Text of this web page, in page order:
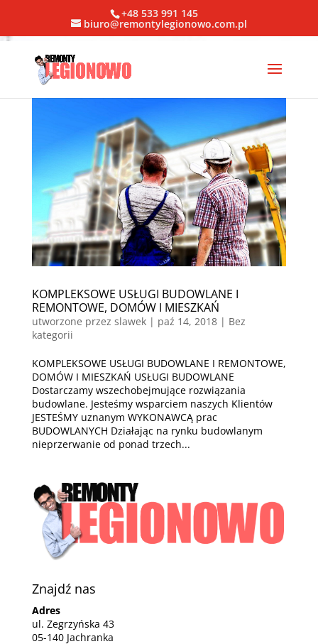
+48 533 991 145
biuro@remontylegionowo.com.pl
KOMPLEKSOWE USŁUGI BUDOWLANE I
REMONTOWE, DOMÓW I MIESZKAŃ
utworzone przez slawek| paź 14, 2018| Bez
kategorii
KOMPLEKSOWE USŁUGI BUDOWLANE I REMONTOWE,
DOMÓW I MIESZKAŃ USŁUGI BUDOWLANE
Dostarczamy wszechobejmujące rozwiązania
budowlane. Jesteśmy wsparciem naszych Klientów
JESTEŚMY uznanym WYKONAWCĄ prac
BUDOWLANYCH Działając na rynku budowlanym
nieprzerwanie od ponad trzech...
Znajdź nas
Adres
ul. Zegrzyńska 43
05-140 Jachranka